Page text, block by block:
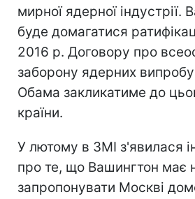
мирної ядерної індустрії.
буде домагатися
2016 р. Договору про
заборону ядерних
Обама закликатиме до
країни.
У лютому в ЗМІ з'явилася
про те, що Вашингтон має
запропонувати Москві